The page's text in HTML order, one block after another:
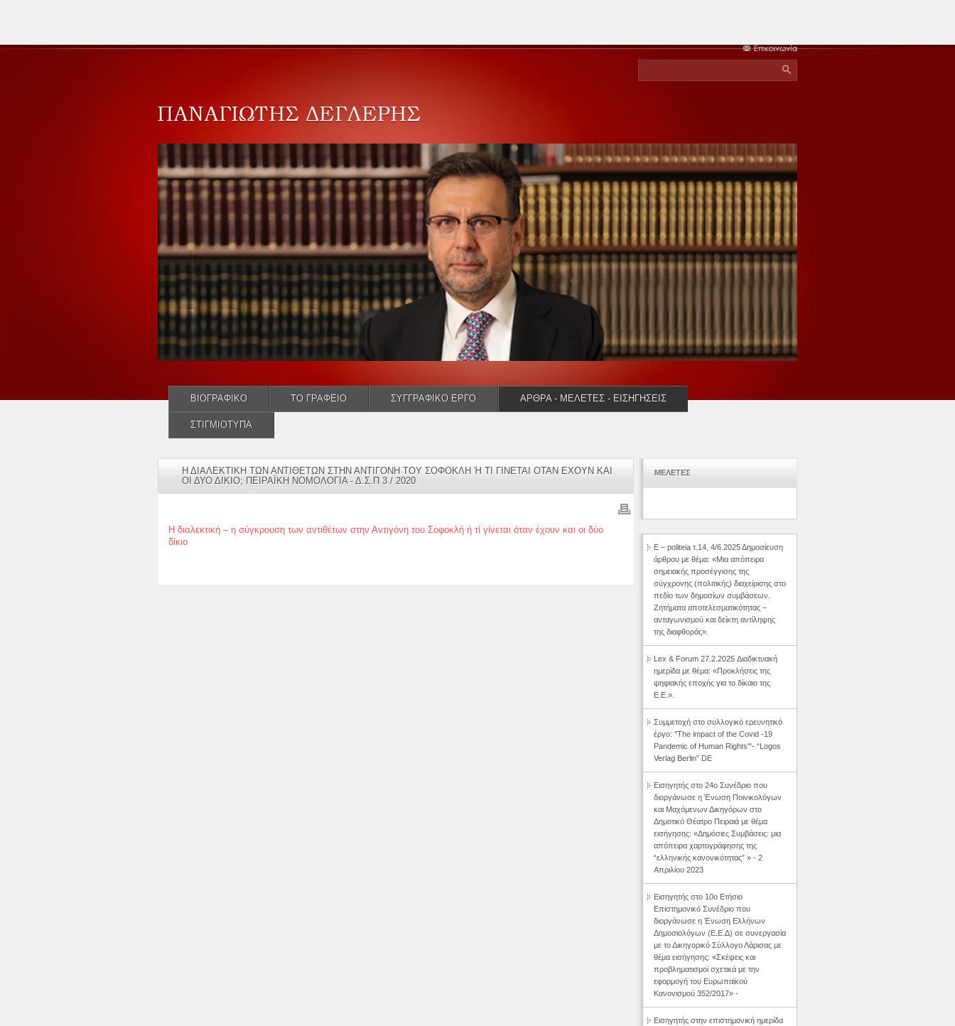
ΒΙΟΓΡΑΦΙΚΟ ΤΟ ΓΡΑΦΕΙΟ ΣΥΓΓΡΑΦΙΚΟ ΕΡΓΟ ΑΡΘΡΑ - ΜΕΛΕΤΕΣ - ΕΙΣΗΓΗΣΕΙΣ
ΣΤΙΓΜΙΟΤΥΠΑ
Η ΔΙΑΛΕΚΤΙΚΗ ΤΩΝ ΑΝΤΙΘΕΤΩΝ ΣΤΗΝ ΑΝΤΙΓΟΝΗ ΤΟΥ ΣΟΦΟΚΛΗ Ή ΤΙ ΓΙΝΕΤΑΙ ΟΤΑΝ ΕΧΟΥΝ ΚΑΙ
ΟΙ ΔΥΟ ΔΙΚΙΟ; ΠΕΙΡΑΪΚΗ ΝΟΜΟΛΟΓΙΑ - Δ.Σ.Π 3 / 2020
Η διαλεκτική – η σύγκρουση των αντιθέτων στην Αντιγόνη του Σοφοκλή ή τί γίνεται όταν έχουν και οι δύο
δίκιο
ΜΕΛΕΤΕΣ
E – politeia τ.14, 4/6.2025 Δημοσίευση
άρθρου με θέμα: «Μια απόπειρα
σημειακής προσέγγισης της
σύγχρονης (πολιτικής) διαχείρισης στο
πεδίο των δημοσίων συμβάσεων.
Ζητήματα αποτελεσματικότητας –
ανταγωνισμού και δείκτη αντίληψης
της διαφθοράς».
Lex & Forum 27.2.2025 Διαδικτυακή
ημερίδα με θέμα: «Προκλήσεις της
ψηφιακής εποχής για το δίκαιο της
Ε.Ε.».
Συμμετοχή στο συλλογικό ερευνητικό
έργο: "The impact of the Covid -19
Pandemic of Human Rights'"- “Logos
Verlag Berlin” DE
Εισηγητής στο 24ο Συνέδριο που
διοργάνωσε η Ένωση Ποινικολόγων
και Μαχόμενων Δικηγόρων στο
Δημοτικό Θέατρο Πειραιά με θέμα
εισήγησης: «Δημόσιες Συμβάσεις: μια
απόπειρα χαρτογράφησης της
“ελληνικής κανονικότητας” » - 2
Απριλίου 2023
Εισηγητής στο 10ο Ετήσιο
Επιστημονικό Συνέδριο που
διοργάνωσε η Ένωση Ελλήνων
Δημοσιολόγων (Ε.Ε.Δ) σε συνεργασία
με το Δικηγορικό Σύλλογο Λάρισας με
θέμα εισήγησης: «Σκέψεις και
προβληματισμοί σχετικά με την
εφαρμογή του Ευρωπαϊκού
Κανονισμού 352/2017» -
Εισηγητής στην επιστημονική ημερίδα